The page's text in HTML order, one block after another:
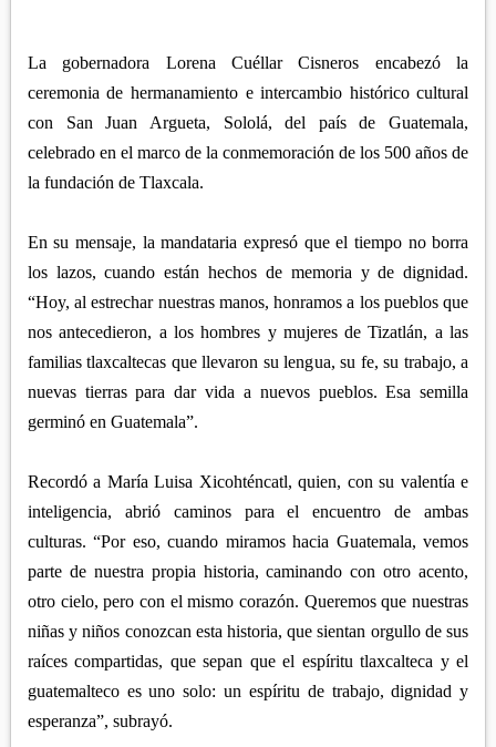
XALOZTOC
PANOTLA
SAN PABLO DEL MONTE
REGIÓN PONIENTE
CALPULALPAN
NANACAMILPA
La gobernadora Lorena Cuéllar Cisneros encabezó la
ceremonia de hermanamiento e intercambio histórico cultural
con San Juan Argueta, Sololá, del país de Guatemala,
celebrado en el marco de la conmemoración de los 500 años de
la fundación de Tlaxcala.
En su mensaje, la mandataria expresó que el tiempo no borra
los lazos, cuando están hechos de memoria y de dignidad.
“Hoy, al estrechar nuestras manos, honramos a los pueblos que
nos antecedieron, a los hombres y mujeres de Tizatlán, a las
familias tlaxcaltecas que llevaron su lengua, su fe, su trabajo, a
nuevas tierras para dar vida a nuevos pueblos. Esa semilla
germinó en Guatemala”.
Recordó a María Luisa Xicohténcatl, quien, con su valentía e
inteligencia, abrió caminos para el encuentro de ambas
culturas. “Por eso, cuando miramos hacia Guatemala, vemos
parte de nuestra propia historia, caminando con otro acento,
otro cielo, pero con el mismo corazón. Queremos que nuestras
niñas y niños conozcan esta historia, que sientan orgullo de sus
raíces compartidas, que sepan que el espíritu tlaxcalteca y el
guatemalteco es uno solo: un espíritu de trabajo, dignidad y
esperanza”, subrayó.